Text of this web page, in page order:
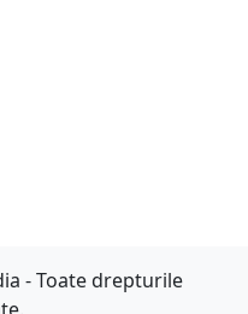
- Toate drepturile